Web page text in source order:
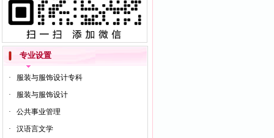
专业设置
·
服装与服饰设计专科
·
服装与服饰设计
·
公共事业管理
·
汉语言文学